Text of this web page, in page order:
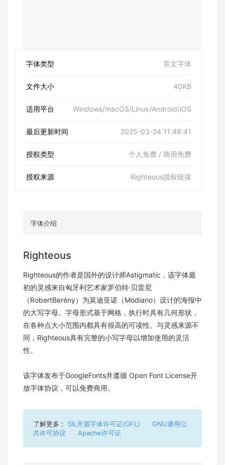
字体类型 英文字体
文件大小 40KB
适用平台 Windows/macOS/Linux/Android/iOS
最后更新时间 2025-03-24 11:48:41
授权类型 个人免费 / 商用免费
授权来源 Righteous授权链接
字体介绍
Righteous
Righteous的作者是国外的设计师Astigmatic，该字体最
初的灵感来自匈牙利艺术家罗伯特·贝雷尼
（RobertBerény）为莫迪亚诺（Modiano）设计的海报中
的大写字母。字母形式基于网格，执行时具有几何形状，
在各种点大小范围内都具有很高的可读性。与灵感来源不
同，Righteous具有完整的小写字母以增加使用的灵活
性。
该字体发布于GoogleFonts并遵循 Open Font License开
放字体协议，可以免费商用。
了解更多： SIL开源字体许可证(OFL)
GNU通用公
共许可协议
Apache许可证